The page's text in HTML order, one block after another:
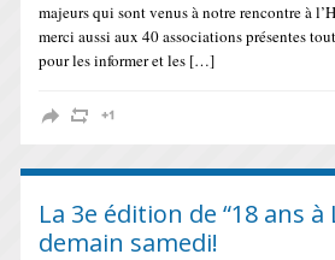
majeurs qui sont venus à notre rencontre à
merci aussi aux 40 associations présentes
pour les informer et les […]
La 3e édition de “18 ans à
demain samedi!